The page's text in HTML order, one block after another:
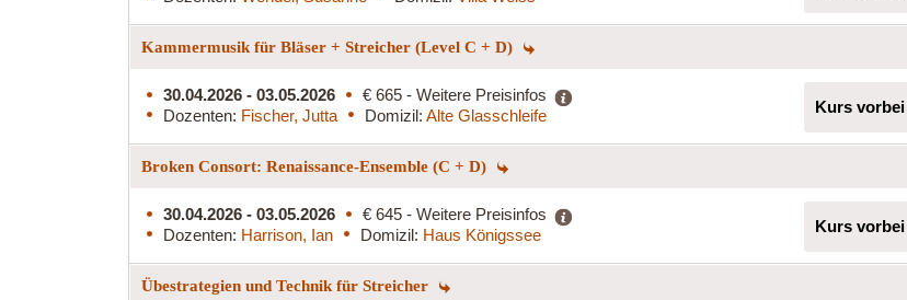
Kammermusik für Bläser + Streicher (Level C + D)
30.04.2026 - 03.05.2026
€ 665 - Weitere Preisinfos
Dozenten: Fischer, Jutta Domizil: Alte Glasschleife Kurs vorbei
Broken Consort: Renaissance-Ensemble (C + D)
30.04.2026 - 03.05.2026
€ 645 - Weitere Preisinfos
Dozenten: Harrison, Ian Domizil: Haus Königssee Kurs vorbei
Übestrategien und Technik für Streicher